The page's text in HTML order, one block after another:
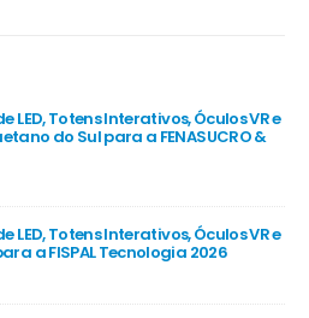
LED, Totens Interativos, Óculos VR e
do Sul para a FENASUCRO &
LED, Totens Interativos, Óculos VR e
a FISPAL Tecnologia 2026